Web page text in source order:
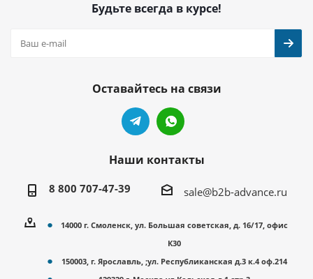
Будьте всегда в курсе!
Оставайтесь на связи
Наши контакты
8 800 707-47-39 sale@b2b-advance.ru
14000 г. Смоленск, ул. Большая советская, д. 16/17, офис
К30
150003, г. Ярославль, ;ул. Республиканская д.3 к.4 оф.214